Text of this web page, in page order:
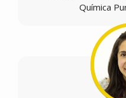
Química